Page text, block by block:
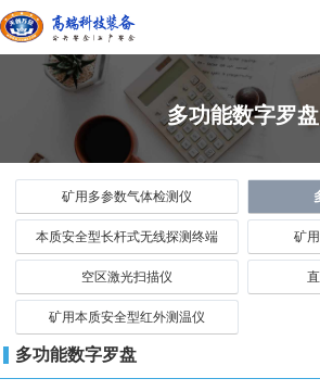
多功能数字罗盘
矿用多参数气体检测仪
本质安全型长杆式无线探测终端 矿
空区激光扫描仪
矿用本质安全型红外测温仪
多功能数字罗盘